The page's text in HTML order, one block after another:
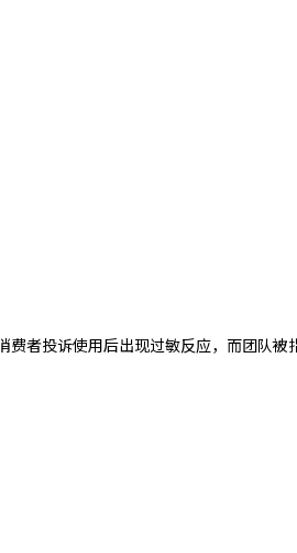
者投诉使用后出现过敏反应，而团队被